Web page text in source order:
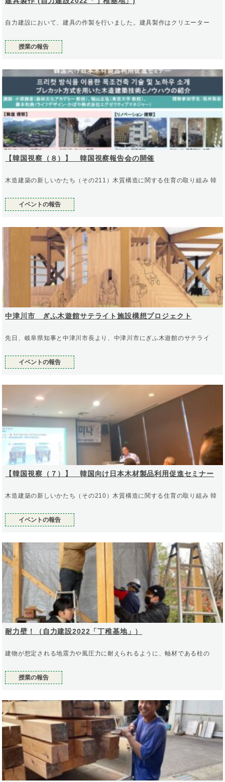
自力建設において、建具の作製を行いました。建具製作はクリエーター
授業の報告
【韓国視察（８）】 韓国視察報告会の開催
木造建築の新しいかたち（その211）木質構造に関する住育の取り組み 韓
イベントの報告
中津川市 ぎふ木遊館サテライト施設構想プロジェクト
先日、岐阜県知事と中津川市長より、中津川市にぎふ木遊館のサテライ
イベントの報告
【韓国視察（７）】 韓国向け日本木材製品利用促進セミナー
木造建築の新しいかたち（その210）木質構造に関する住育の取り組み 韓
イベントの報告
耐力壁！（自力建設2022「丁稚基地」）
建物が想定される地震力や風圧力に耐えられるように、軸材である柱の
授業の報告